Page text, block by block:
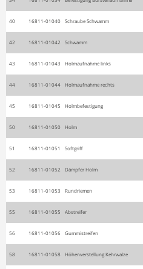
40 16811-01040 Schraube Schwamm
42 16811-01042 Schwamm
43 16811-01043 Holmaufnahme links
44 16811-01044 Holmaufnahme rechts
45 16811-01045 Holmbefestigung
50 16811-01050 Holm
51 16811-01051 Softgriff
52 16811-01052 Dämpfer Holm
53 16811-01053 Rundriemen
55 16811-01055 Abstreifer
56 16811-01056 Gummistreifen
58 16811-01058 Höhenverstellung Kehrwalze